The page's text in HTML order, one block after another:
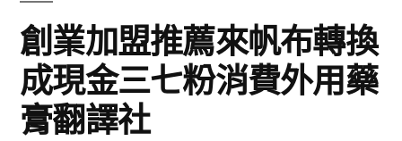
創業加盟推薦來帆布轉換
成現金三七粉消費外用藥
膏翻譯社